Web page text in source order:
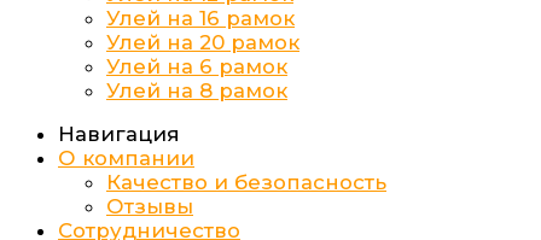
Улей на 16 рамок
Улей на 20 рамок
Улей на 6 рамок
Улей на 8 рамок
Навигация
О компании
Качество и безопасность
Отзывы
Сотрудничество